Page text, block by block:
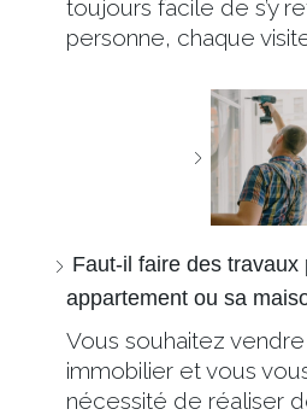
toujours facile de s’y
personne, chaque
Faut-il faire des travaux
appartement ou sa
Vous souhaitez
immobilier et vous
nécessité de réaliser